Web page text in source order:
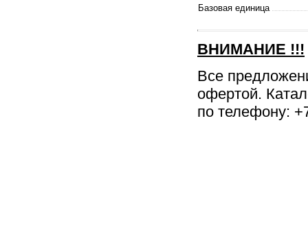
Базовая единица
ВНИМАНИЕ !!!
Все
офертой.
по телефону: